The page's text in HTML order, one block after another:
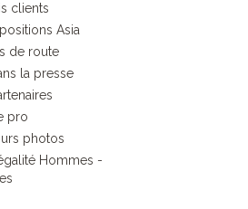
clients
Asia
de route
la presse
pro
photos
Hommes -